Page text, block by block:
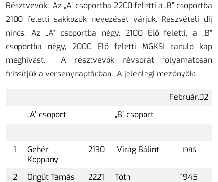
Résztvevők: Az „A” csoportba 2200 feletti a „B” csoportba
2100 feletti sakkozók nevezését várjuk. Részvételi díj
nincs. Az „A” csoportba négy, 2100 Élő feletti, a „B”
csoportba négy, 2000 Élő feletti MGKSI tanuló kap
meghívást. A résztvevők névsorát folyamatosan
frissítjük a versenynaptárban. A jelenlegi mezőnyök:
Február.02
„A” csoport
„B” csoport
1
Gehér
Koppány
2130 Virág Bálint 1986
2 Öngüt Tamás 2221
Tóth
1945